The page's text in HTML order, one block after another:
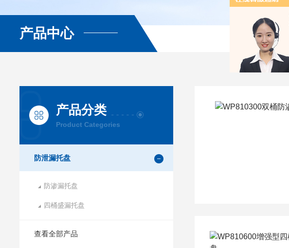
产品中心
产品分类
Product Categories
防泄漏托盘
防渗漏托盘
四桶盛漏托盘
查看全部产品